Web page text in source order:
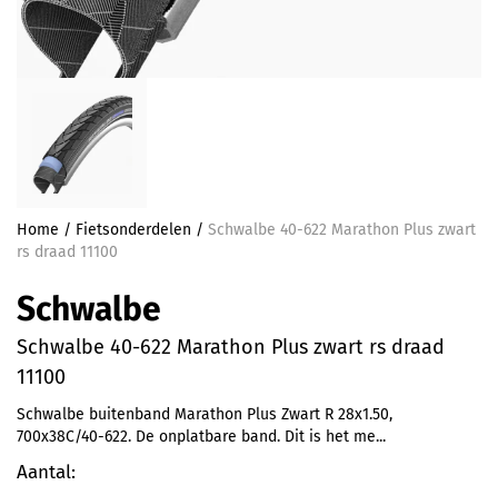
Home / Fietsonderdelen / Schwalbe 40-622 Marathon Plus zwart
rs draad 11100
Schwalbe
Schwalbe 40-622 Marathon Plus zwart rs draad
11100
Schwalbe buitenband Marathon Plus Zwart R 28x1.50,
700x38C/40-622. De onplatbare band. Dit is het me...
Aantal: